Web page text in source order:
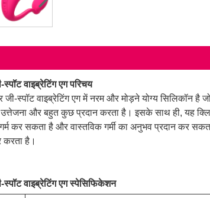
वाइब्रेटिंग एग परिचय
जी-स्पॉट वाइब्रेटिंग एग में नरम और मोड़ने योग्य
उत्तेजना और बहुत कुछ प्रदान करता है। इसके साथ ही,
गर्म कर सकता है और वास्तविक गर्मी का अनुभव प्रदान
करता है।
वाइब्रेटिंग एग स्पेसिफिकेशन